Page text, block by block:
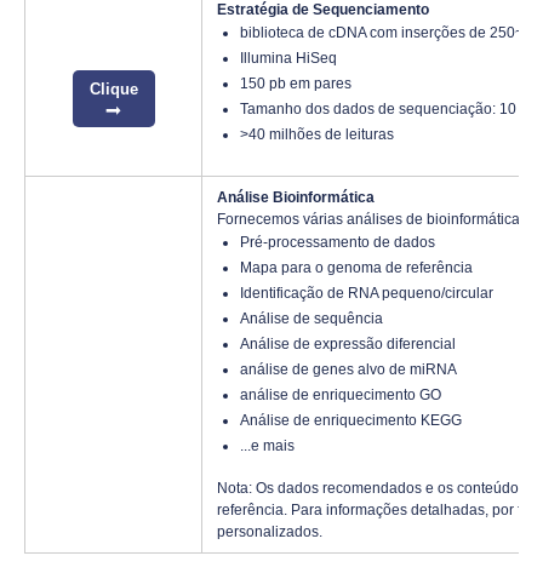
Clique
Estratégia de Sequenciamento
biblioteca de cDNA com inserções de
Illumina HiSeq
150 pb em pares
Tamanho dos dados de sequenciação: 10 Gb
>40 milhões de leituras
Análise Bioinformática
Fornecemos várias análises de bioinformática
Pré-processamento de dados
Mapa para o genoma de referência
Identificação de RNA pequeno/circular
Análise de sequência
Análise de expressão diferencial
análise de genes alvo de miRNA
análise de enriquecimento GO
Análise de enriquecimento KEGG
...e mais
Nota: Os dados recomendados e os conteúdos
referência. Para informações detalhadas, por
personalizados.